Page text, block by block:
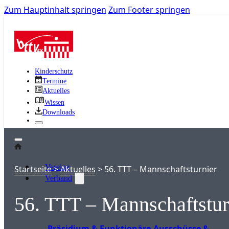
Zum Hauptinhalt springen Zum Footer springen
Kinderschutz
Termine
Aktuelles
Wissen
Downloads
Vereine
Verband
Startseite>Aktuelles > 56. TTT – Mannschaftsturnier
56. TTT –